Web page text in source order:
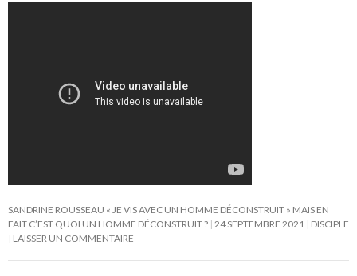
SANDRINE ROUSSEAU « JE VIS AVEC UN HOMME DÉCONSTRUIT » MAIS EN
FAIT C’EST QUOI UN HOMME DÉCONSTRUIT ? 24 SEPTEMBRE 2021 DISCIPLE
LAISSER UN COMMENTAIRE